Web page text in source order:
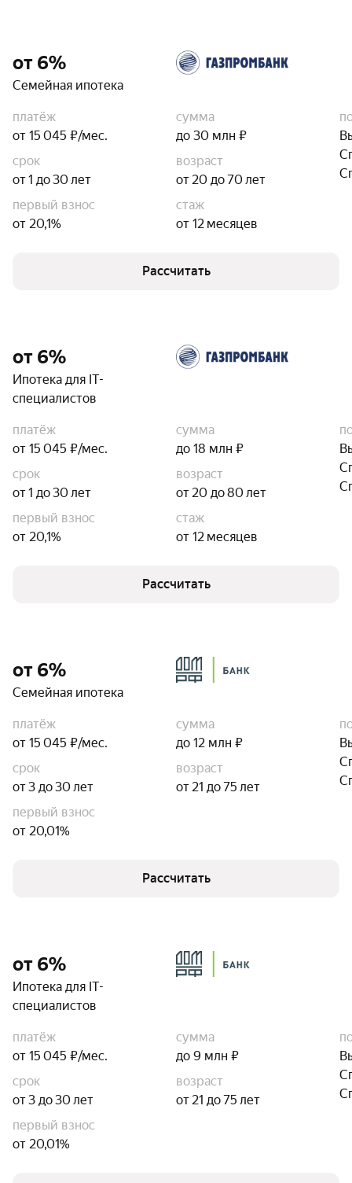
от 6%
Семейная ипотека
платёж
от 15 045 ₽/мес.
сумма
до 30 млн ₽
срок
от 1 до 30 лет
возраст
от 20 до 70 лет
первый взнос
от 20,1%
стаж
от 12 месяцев
Рассчитать
от 6%
Ипотека для IT-
специалистов
платёж
от 15 045 ₽/мес.
сумма
до 18 млн ₽
срок
от 1 до 30 лет
возраст
от 20 до 80 лет
первый взнос
от 20,1%
стаж
от 12 месяцев
Рассчитать
от 6%
Семейная ипотека
платёж
от 15 045 ₽/мес.
сумма
до 12 млн ₽
срок
от 3 до 30 лет
возраст
от 21 до 75 лет
первый взнос
от 20,01%
Рассчитать
от 6%
Ипотека для IT-
специалистов
платёж
от 15 045 ₽/мес.
сумма
до 9 млн ₽
срок
от 3 до 30 лет
возраст
от 21 до 75 лет
первый взнос
от 20,01%